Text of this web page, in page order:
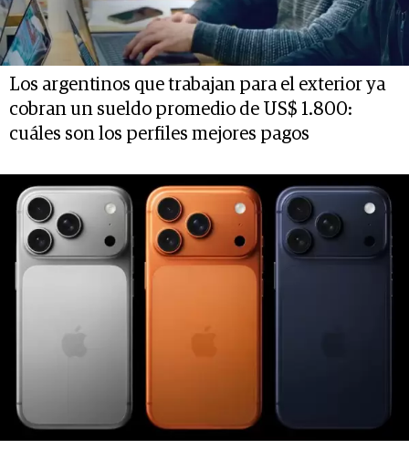
Los argentinos que trabajan para el exterior ya
cobran un sueldo promedio de US$ 1.800:
cuáles son los perfiles mejores pagos